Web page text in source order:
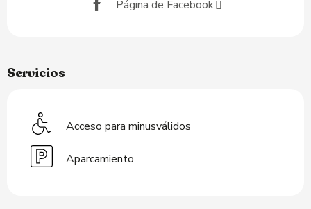
Página de Facebook
Servicios
Acceso para minusválidos
Aparcamiento